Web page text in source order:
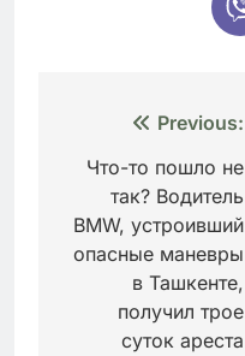
Навигация
по
записям
Previous:
Что-то пошло не
так? Водитель
BMW, устроивший
опасные маневры
в Ташкенте,
получил трое
суток ареста